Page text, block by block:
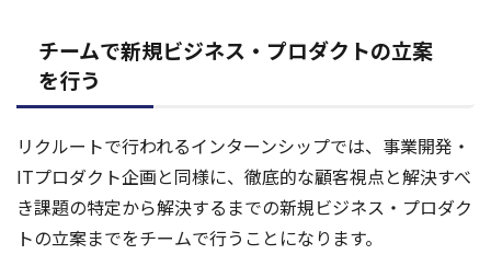
チームで新規ビジネス・プロダクトの立案
を行う
リクルートで行われるインターンシップでは、事業開発・
ITプロダクト企画と同様に、徹底的な顧客視点と解決すべ
き課題の特定から解決するまでの新規ビジネス・プロダク
トの立案までをチームで行うことになります。